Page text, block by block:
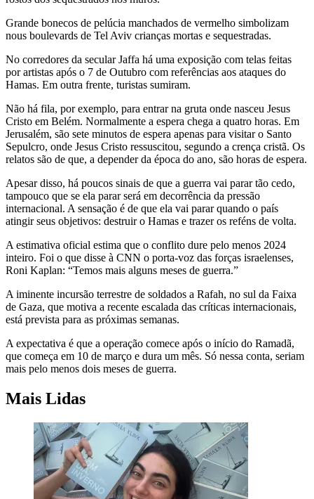
Grande bonecos de pelúcia manchados de vermelho simbolizam
nous boulevards de Tel Aviv crianças mortas e sequestradas.
No corredores da secular Jaffa há uma exposição com telas feitas
por artistas após o 7 de Outubro com referências aos ataques do
Hamas. Em outra frente, turistas sumiram.
Não há fila, por exemplo, para entrar na gruta onde nasceu Jesus
Cristo em Belém. Normalmente a espera chega a quatro horas. Em
Jerusalém, são sete minutos de espera apenas para visitar o Santo
Sepulcro, onde Jesus Cristo ressuscitou, segundo a crença cristã. Os
relatos são de que, a depender da época do ano, são horas de espera.
Apesar disso, há poucos sinais de que a guerra vai parar tão cedo,
tampouco que se ela parar será em decorrência da pressão
internacional. A sensação é de que ela vai parar quando o país
atingir seus objetivos: destruir o Hamas e trazer os reféns de volta.
A estimativa oficial estima que o conflito dure pelo menos 2024
inteiro. Foi o que disse à CNN o porta-voz das forças israelenses,
Roni Kaplan: “Temos mais alguns meses de guerra.”
A iminente incursão terrestre de soldados a Rafah, no sul da Faixa
de Gaza, que motiva a recente escalada das críticas internacionais,
está prevista para as próximas semanas.
A expectativa é que a operação comece após o início do Ramadã,
que começa em 10 de março e dura um mês. Só nessa conta, seriam
mais pelo menos dois meses de guerra.
Mais Lidas